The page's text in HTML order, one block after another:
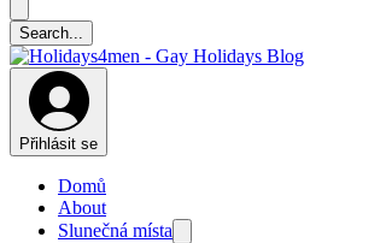
Přihlásit se
Domů
About
Slunečná místa